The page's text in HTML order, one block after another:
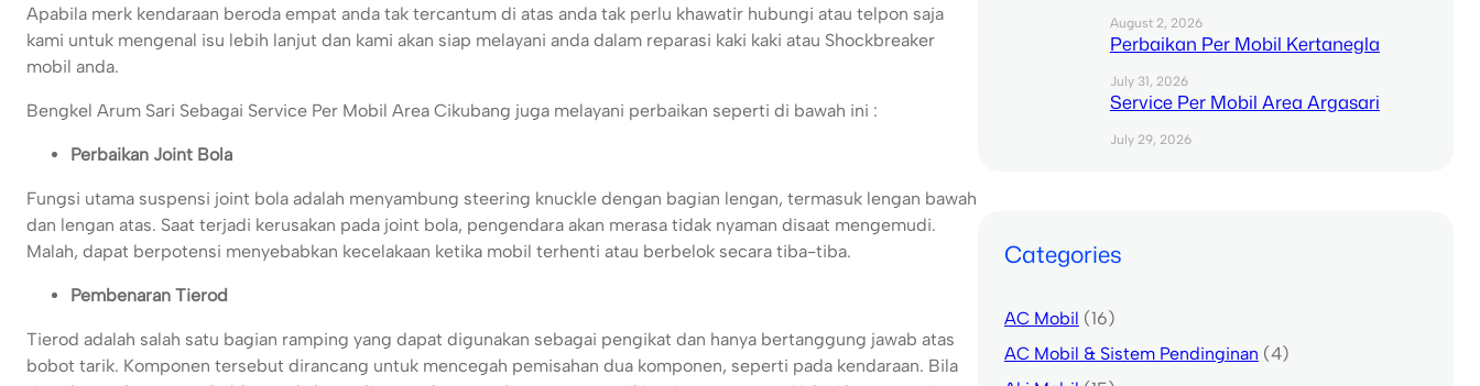
Apabila merk kendaraan beroda empat anda tak tercantum di atas anda tak perlu khawatir hubungi atau telpon saja
kami untuk mengenal isu lebih lanjut dan kami akan siap melayani anda dalam reparasi kaki kaki atau Shockbreaker
mobil anda.
Bengkel Arum Sari Sebagai Service Per Mobil Area Cikubang juga melayani perbaikan seperti di bawah ini :
Perbaikan Joint Bola
Fungsi utama suspensi joint bola adalah menyambung steering knuckle dengan bagian lengan, termasuk lengan bawah
dan lengan atas. Saat terjadi kerusakan pada joint bola, pengendara akan merasa tidak nyaman disaat mengemudi.
Malah, dapat berpotensi menyebabkan kecelakaan ketika mobil terhenti atau berbelok secara tiba-tiba.
Pembenaran Tierod
Tierod adalah salah satu bagian ramping yang dapat digunakan sebagai pengikat dan hanya bertanggung jawab atas
bobot tarik. Komponen tersebut dirancang untuk mencegah pemisahan dua komponen, seperti pada kendaraan. Bila
August 2, 2026
Perbaikan Per Mobil Kertanegla
July 31, 2026
Service Per Mobil Area Argasari
July 29, 2026
Categories
AC Mobil (16)
AC Mobil & Sistem Pendinginan (4)